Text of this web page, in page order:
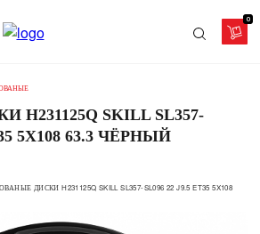
0
SKILL SL357-
5X108 63.3 ЧЁРНЫЙ
ДИСКИ H231125Q SKILL SL357-SL096 22 J9.5 ET35 5X108